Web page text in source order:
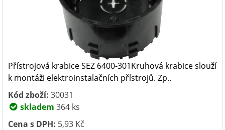
Přístrojová krabice SEZ 6400-301Kruhová krabice slouží
k montáži elektroinstalačních přístrojů. Zp..
Kód zboží: 30031
skladem 364 ks
Cena s DPH: 5,93 Kč